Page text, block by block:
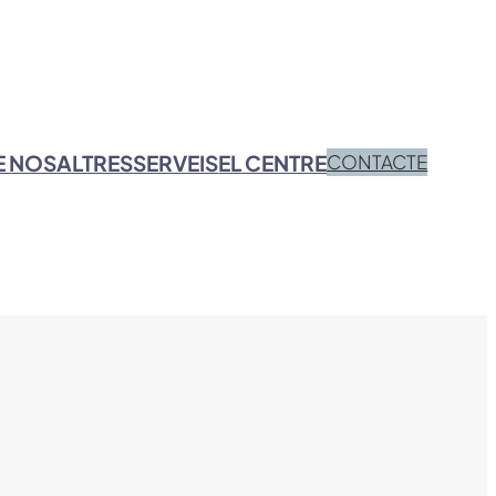
NOSALTRESSERVEISEL CENTRECONTACTE